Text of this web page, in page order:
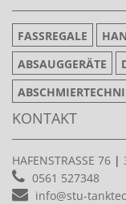
FASSREGALE
ABSAUGGERÄTE
KONTAKT
HAFENSTRASSE 76 |
0561 527348
info@stu-